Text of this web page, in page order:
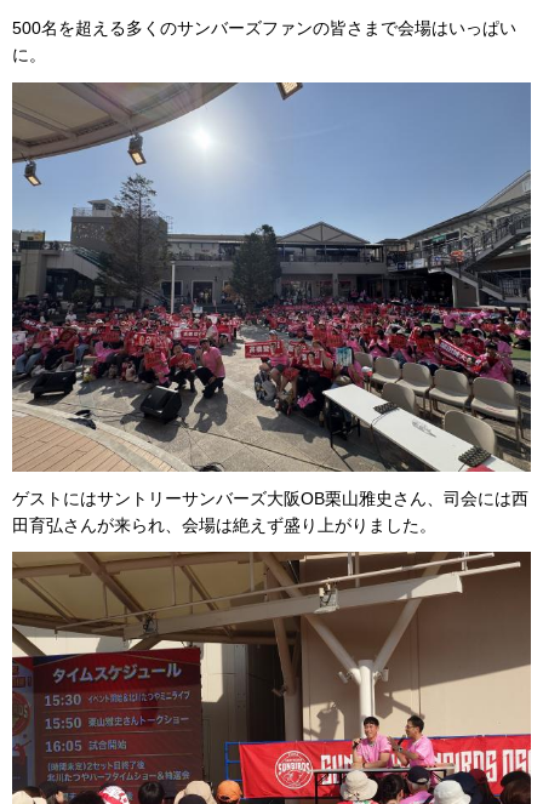
500名を超える多くのサンバーズファンの皆さまで会場はいっぱい
に。
ゲストにはサントリーサンバーズ大阪OB栗山雅史さん、司会には西
田育弘さんが来られ、会場は絶えず盛り上がりました。